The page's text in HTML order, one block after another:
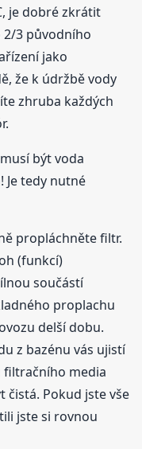
je dobré zkrátit
2/3 původního
jako
že k údržbě vody
zhruba každých
být voda
Je tedy nutné
propláchněte filtr.
(funkcí)
součástí
proplachu
delší dobu.
z bazénu vás ujistí
filtračního media
čistá. Pokud jste vše
jste si rovnou